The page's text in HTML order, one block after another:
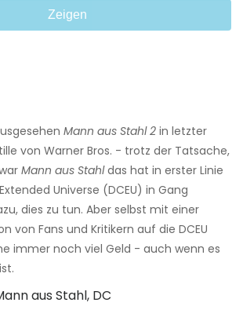
Zeigen
Mann aus Stahl 2 in letzter
von Warner Bros. - trotz der Tatsache,
Mann aus Stahldas hat in erster Linie
Universe (DCEU) in Gang
dies zu tun. Aber selbst mit einer
von Fans und Kritikern auf die DCEU
immer noch viel Geld - auch wenn es